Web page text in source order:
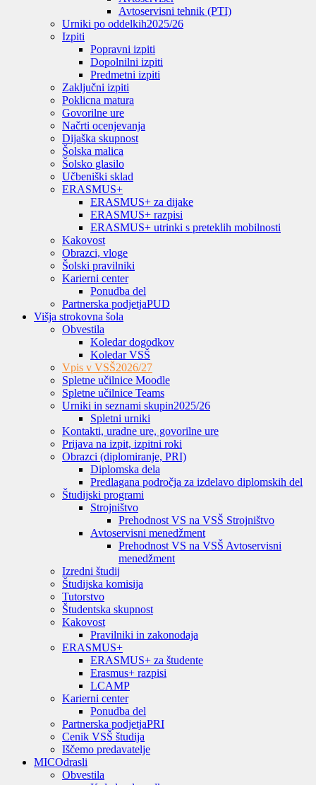
Avtoservisni tehnik (PTI)
Urniki po oddelkih2025/26
Izpiti
Popravni izpiti
Dopolnilni izpiti
Predmetni izpiti
Zaključni izpiti
Poklicna matura
Govorilne ure
Načrti ocenjevanja
Dijaška skupnost
Šolska malica
Šolsko glasilo
Učbeniški sklad
ERASMUS+
ERASMUS+ za dijake
ERASMUS+ razpisi
ERASMUS+ utrinki s preteklih mobilnosti
Kakovost
Obrazci, vloge
Šolski pravilniki
Karierni center
Ponudba del
Partnerska podjetjaPUD
Višja strokovna šola
Obvestila
Koledar dogodkov
Koledar VSŠ
Vpis v VSŠ2026/27
Spletne učilnice Moodle
Spletne učilnice Teams
Urniki in seznami skupin2025/26
Spletni urniki
Kontakti, uradne ure, govorilne ure
Prijava na izpit, izpitni roki
Obrazci (diplomiranje, PRI)
Diplomska dela
Predlagana področja za izdelavo diplomskih del
Študijski programi
Strojništvo
Prehodnost VS na VSŠ Strojništvo
Avtoservisni menedžment
Prehodnost VS na VSŠ Avtoservisni
menedžment
Izredni študij
Študijska komisija
Tutorstvo
Študentska skupnost
Kakovost
Pravilniki in zakonodaja
ERASMUS+
ERASMUS+ za študente
Erasmus+ razpisi
LCAMP
Karierni center
Ponudba del
Partnerska podjetjaPRI
Cenik VSŠ študija
Iščemo predavatelje
MICOdrasli
Obvestila